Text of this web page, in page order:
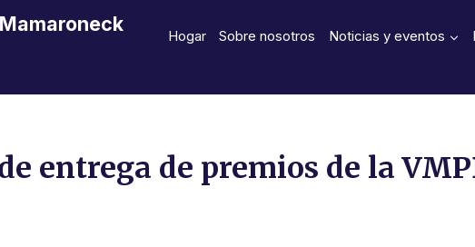
Hogar Sobre nosotros Noticias y eventos
entrega de premios de la